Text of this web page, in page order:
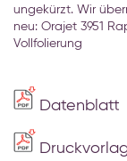
ungekürzt. Wir
neu: Orajet 3951
Vollfolierung
Datenblatt